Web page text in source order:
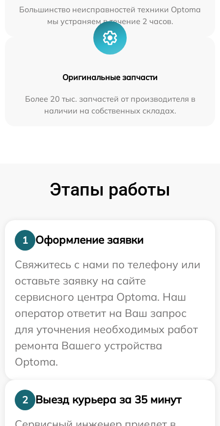
Большинство неисправностей техники Optoma
мы устраняем в течение 2 часов.
Оригинальные запчасти
Более 20 тыс. запчастей от производителя в
наличии на собственных складах.
Этапы работы
1
Оформление заявки
Свяжитесь с нами по телефону или
оставьте заявку на сайте
сервисного центра Optoma. Наш
оператор ответит на Ваш запрос
для уточнения необходимых работ
ремонта Вашего устройства
Optoma.
2
Выезд курьера за 35 минут